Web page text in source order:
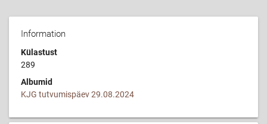
Information
Külastust
289
Albumid
KJG tutvumispäev 29.08.2024